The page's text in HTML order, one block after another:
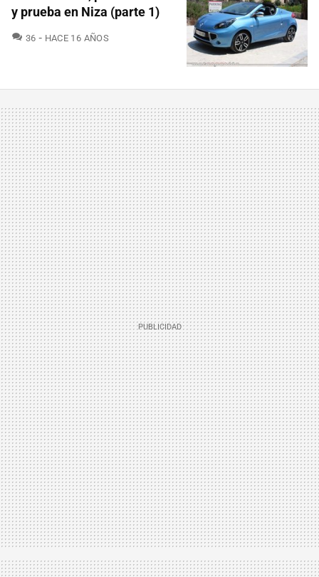
y prueba en Niza (parte 1)
36 COMENTARIOS
HACE 16 AÑOS